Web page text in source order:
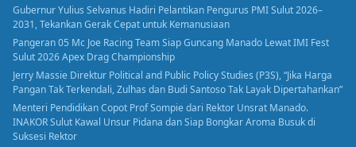
Gubernur Yulius Selvanus Hadiri Pelantikan Pengurus PMI Sulut 2026–
2031, Tekankan Gerak Cepat untuk Kemanusiaan
Pangeran 05 Mc Joe Racing Team Siap Guncang Manado Lewat IMI Fest
Sulut 2026 Apex Drag Championship
Jerry Massie Direktur Political and Public Policy Studies (P3S), “Jika Harga
Pangan Tak Terkendali, Zulhas dan Budi Santoso Tak Layak Dipertahankan”
Menteri Pendidikan Copot Prof Sompie dari Rektor Unsrat Manado.
INAKOR Sulut Kawal Unsur Pidana dan Siap Bongkar Aroma Busuk di
Suksesi Rektor